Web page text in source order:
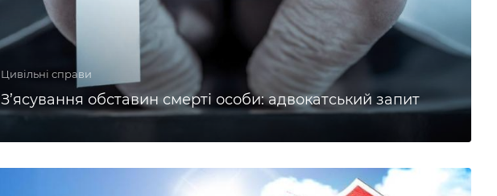
Цивільні справи
З’ясування обставин смерті особи: адвокатський запит